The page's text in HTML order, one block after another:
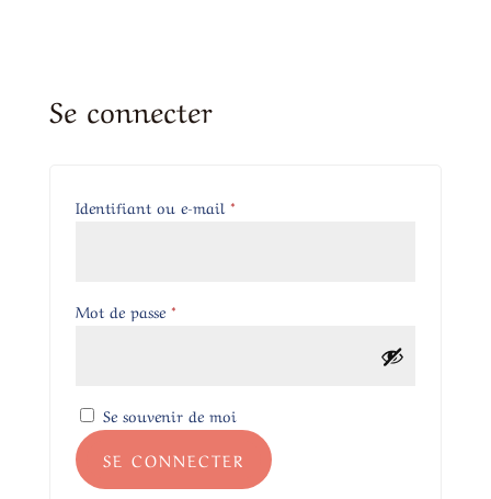
Se connecter
Identifiant ou e-mail *Obligatoire
Mot de passe *Obligatoire
Se souvenir de moi
SE CONNECTER